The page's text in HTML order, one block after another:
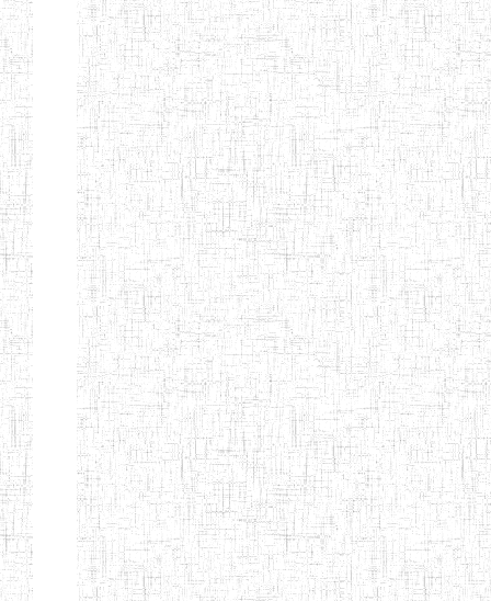
Etablissements
d'enseignement
normal
ENI
Chercher:
Effacer les filtres
Denomination
Type